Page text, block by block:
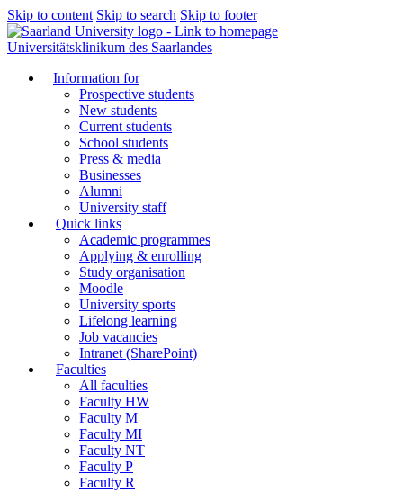
Skip to content Skip to search Skip to footer
Universitätsklinikum des Saarlandes
Information for
Prospective students
New students
Current students
School students
Press & media
Businesses
Alumni
University staff
Quick links
Academic programmes
Applying & enrolling
Study organisation
Moodle
University sports
Lifelong learning
Job vacancies
Intranet (SharePoint)
Faculties
All faculties
Faculty HW
Faculty M
Faculty MI
Faculty NT
Faculty P
Faculty R